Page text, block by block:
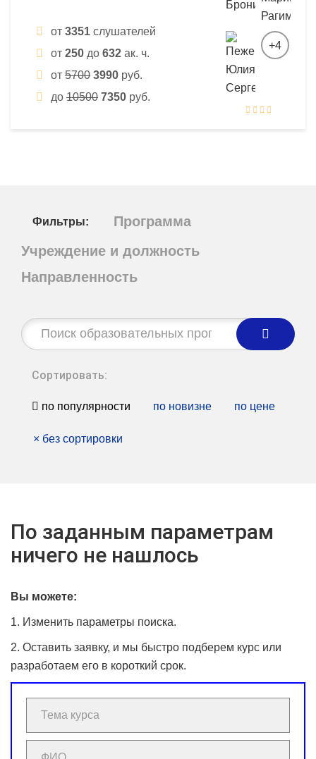
от 3351 слушателей
от 250 до 632 ак. ч.
от 5700 3990 руб.
до 10500 7350 руб.
+4
Фильтры:
Программа
Учреждение и должность
Направленность
Строка
поиска:
Сортировать:
по популярности по новизне по цене
× без сортировки
По заданным параметрам
ничего не нашлось
Вы можете:
1. Изменить параметры поиска.
2. Оставить заявку, и мы быстро подберем курс или
разработаем его в короткий срок.